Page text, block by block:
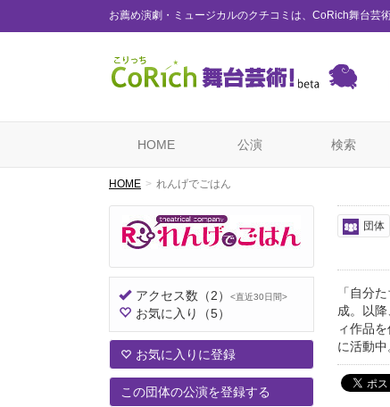
お薦め演劇・ミュージカルのクチコミは、CoRich舞台芸術
HOME 公演 検索
HOME れんげでごはん
アクセス数 （2） <直近30日間>
お気に入り （5）
お気に入りに登録
この団体の公演を登録する
団体
「自分
成。以
ィ作品
に活動中